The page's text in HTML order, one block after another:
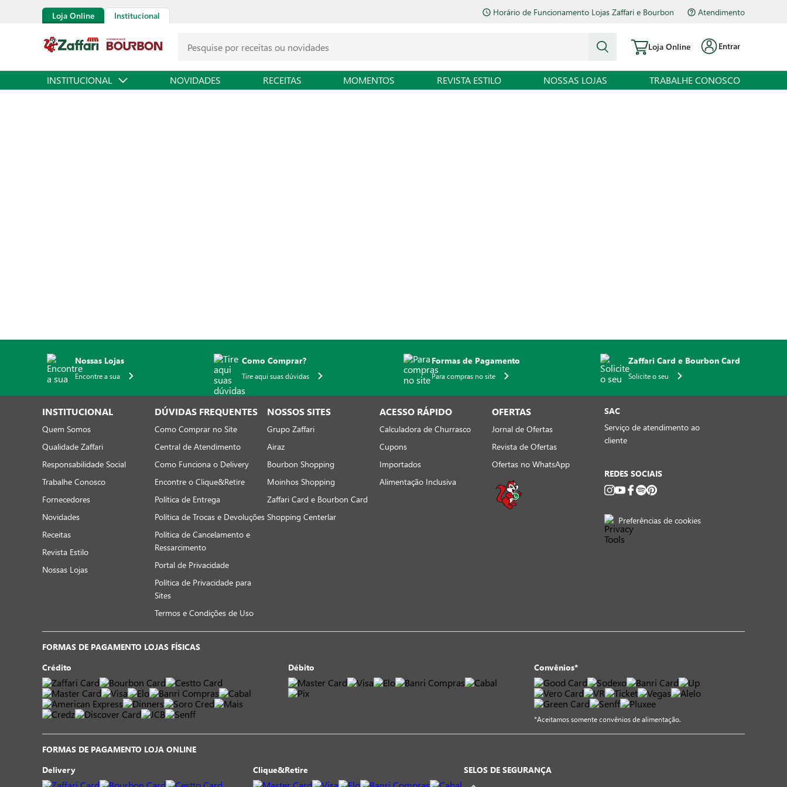
Loja Online Institucional Horário de Funcionamento Lojas Zaffari e Bourbon Atendimento
Loja Online Entrar
INSTITUCIONAL NOVIDADES RECEITAS MOMENTOS REVISTA ESTILO NOSSAS LOJAS TRABALHE CONOSCO
Nossas Lojas
Encontre a sua
Como Comprar?
Tire aqui suas dúvidas
Formas de Pagamento
Para compras no site
Zaffari Card e Bourbon Card
Solicite o seu
INSTITUCIONAL
Quem Somos
Qualidade Zaffari
Responsabilidade Social
Trabalhe Conosco
Fornecedores
Novidades
Receitas
Revista Estilo
Nossas Lojas
DÚVIDAS FREQUENTES
Como Comprar no Site
Central de Atendimento
Como Funciona o Delivery
Encontre o Clique&Retire
Política de Entrega
Política de Trocas e Devoluções
Política de Cancelamento e
Ressarcimento
Portal de Privacidade
Política de Privacidade para
Sites
Termos e Condições de Uso
NOSSOS SITES
Grupo Zaffari
Airaz
Bourbon Shopping
Moinhos Shopping
Zaffari Card e Bourbon Card
Shopping Centerlar
ACESSO RÁPIDO
Calculadora de Churrasco
Cupons
Importados
Alimentação Inclusiva
OFERTAS
Jornal de Ofertas
Revista de Ofertas
Ofertas no WhatsApp
SAC
Serviço de atendimento ao
cliente
REDES SOCIAIS
Preferências de cookies
FORMAS DE PAGAMENTO LOJAS FÍSICAS
Crédito
Débito Convênios*
*Aceitamos somente convênios de alimentação.
FORMAS DE PAGAMENTO LOJA ONLINE
Delivery
Clique&Retire SELOS DE SEGURANÇA